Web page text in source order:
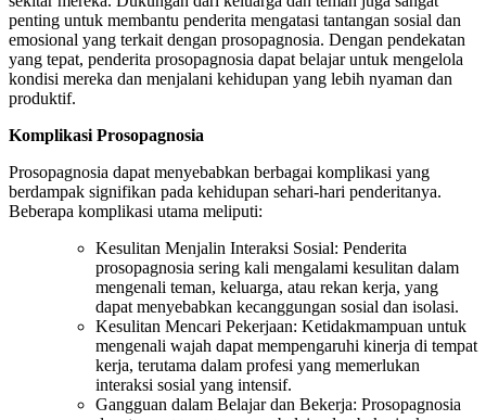
penting untuk membantu penderita mengatasi tantangan sosial dan
emosional yang terkait dengan prosopagnosia. Dengan pendekatan
yang tepat, penderita prosopagnosia dapat belajar untuk mengelola
kondisi mereka dan menjalani kehidupan yang lebih nyaman dan
produktif.
Komplikasi Prosopagnosia
Prosopagnosia dapat menyebabkan berbagai komplikasi yang
berdampak signifikan pada kehidupan sehari-hari penderitanya.
Beberapa komplikasi utama meliputi:
Kesulitan Menjalin Interaksi Sosial: Penderita
prosopagnosia sering kali mengalami kesulitan dalam
mengenali teman, keluarga, atau rekan kerja, yang
dapat menyebabkan kecanggungan sosial dan isolasi.
Kesulitan Mencari Pekerjaan: Ketidakmampuan untuk
mengenali wajah dapat mempengaruhi kinerja di tempat
kerja, terutama dalam profesi yang memerlukan
interaksi sosial yang intensif.
Gangguan dalam Belajar dan Bekerja: Prosopagnosia